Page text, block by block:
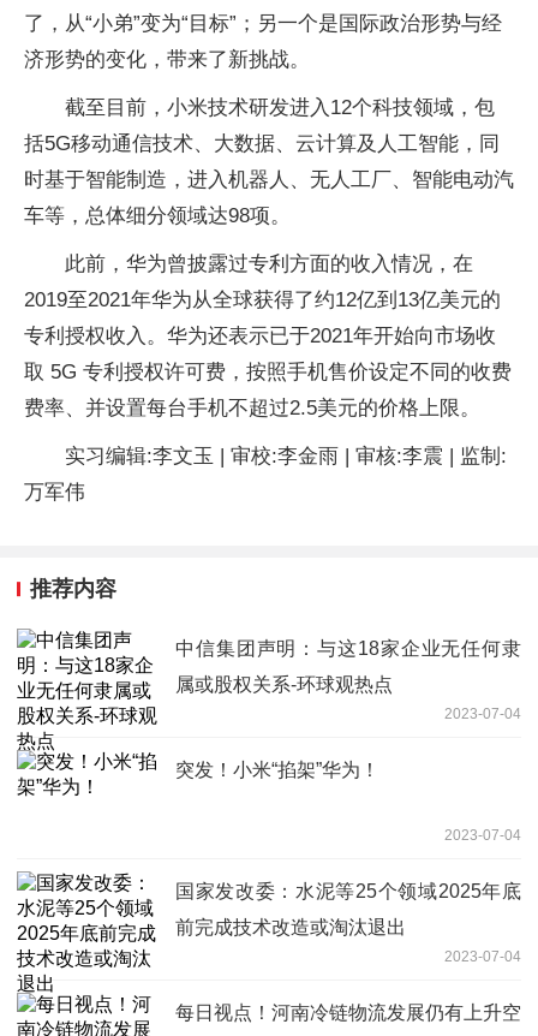
了，从“小弟”变为“目标”；另一个是国际政治形势与经
济形势的变化，带来了新挑战。
截至目前，小米技术研发进入12个科技领域，包
括5G移动通信技术、大数据、云计算及人工智能，同
时基于智能制造，进入机器人、无人工厂、智能电动汽
车等，总体细分领域达98项。
此前，华为曾披露过专利方面的收入情况，在
2019至2021年华为从全球获得了约12亿到13亿美元的
专利授权收入。华为还表示已于2021年开始向市场收
取 5G 专利授权许可费，按照手机售价设定不同的收费
费率、并设置每台手机不超过2.5美元的价格上限。
实习编辑:李文玉 | 审校:李金雨 | 审核:李震 | 监制:
万军伟
推荐内容
中信集团声明：与这18家企业无任何隶
属或股权关系-环球观热点
2023-07-04
突发！小米“掐架”华为！
2023-07-04
国家发改委：水泥等25个领域2025年底
前完成技术改造或淘汰退出
2023-07-04
每日视点！河南冷链物流发展仍有上升空